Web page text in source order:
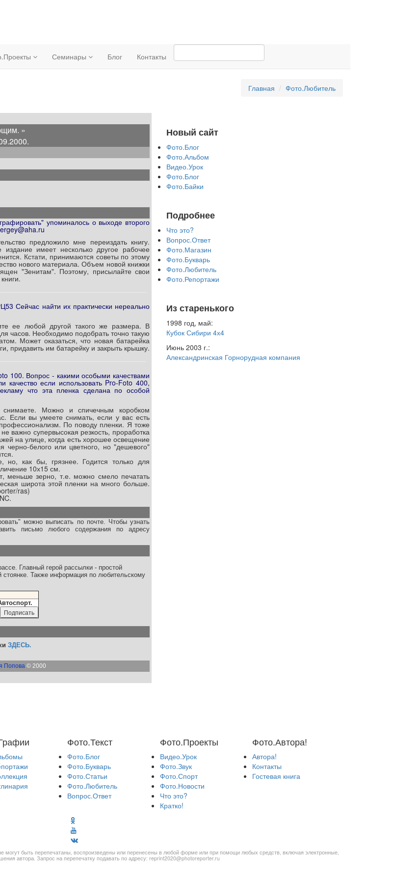
Семинары Блог Контакты
Главная Фото.Любитель
»
упоминалось о выходе второго
предложило мне переиздать книгу.
имеет несколько другое рабочее
Кстати, принимаются советы по этому
нового материала. Объем новой книжки
"Зенитам". Поэтому, присылайте свои
Сейчас найти их практически нереально
ее любой другой такого же размера. В
часов. Необходимо подобрать точно такую
Может оказаться, что новая батарейка
придавить им батарейку и закрыть крышку.
100. Вопрос - какими особыми качествами
если использовать Pro-Foto 400,
что эта пленка сделана по особой
Можно и спичечным коробком
Если вы умеете снимать, если у вас есть
По поводу пленки. Я тоже
важно супервысокая резкость, проработка
на улице, когда есть хорошее освещение
черно-белого или цветного, но "дешевого"
как бы, грязнее. Годится только для
10х15 см.
меньше зерно, т.е. можно смело печатать
широта этой пленки на много больше.
ras)
можно выписать по почте. Чтобы узнать
письмо любого содержания по адресу
Главный герой рассылки - простой
Также информация по любительскому
ЗДЕСЬ.
Попова © 2000
Новый сайт
Фото.Блог
Фото.Альбом
Видео.Урок
Фото.Блог
Фото.Байки
Подробнее
Что это?
Вопрос.Ответ
Фото.Магазин
Фото.Букварь
Фото.Любитель
Фото.Репортажи
Из старенького
1998 год, май:
Кубок Сибири 4х4
Июнь 2003 г.:
Александринская Горнорудная компания
Фото.Текст
Фото.Блог
Фото.Букварь
Фото.Статьи
Фото.Любитель
Вопрос.Ответ
Фото.Проекты
Видео.Урок
Фото.Звук
Фото.Спорт
Фото.Новости
Что это?
Кратко!
Фото.Автора!
Автора!
Контакты
Гостевая книга
могут быть перепечатаны, воспроизведены или перенесены в любой форме или при помощи любых средств, включая электронные,
автора. Запрос на перепечатку подавать по адресу: reprint2020@photoreporter.ru